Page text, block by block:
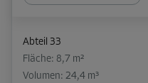
Abteil 33
Fläche: 8,7 m²
Volumen: 24,4 m³